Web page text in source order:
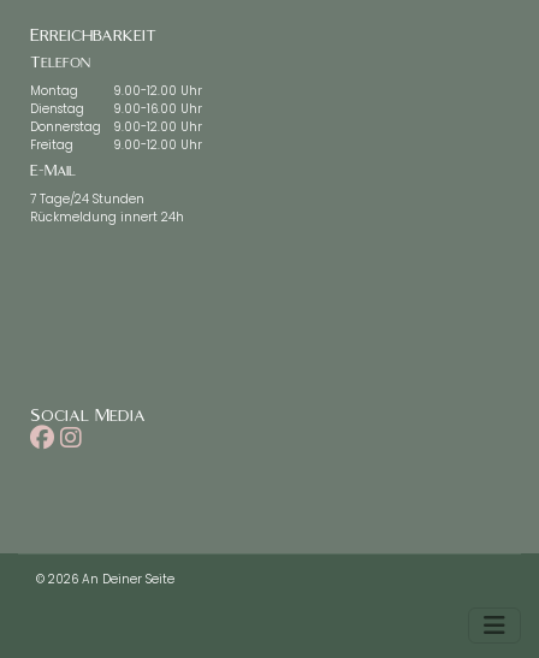
Erreichbarkeit
Telefon
Montag
Dienstag
Donnerstag
Freitag
9.00-12.00 Uhr
9.00-16.00 Uhr
9.00-12.00 Uhr
9.00-12.00 Uhr
E-Mail
7 Tage/24 Stunden
Rückmeldung innert 24h
Social Media
© 2026 An Deiner Seite